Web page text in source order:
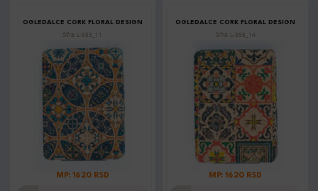
OGLEDALCE CORK FLORAL DESIGN
Šifra: L-855_11
MP: 1620 RSD
OGLEDALCE CORK FLORAL DESIGN
Šifra: L-855_14
MP: 1620 RSD